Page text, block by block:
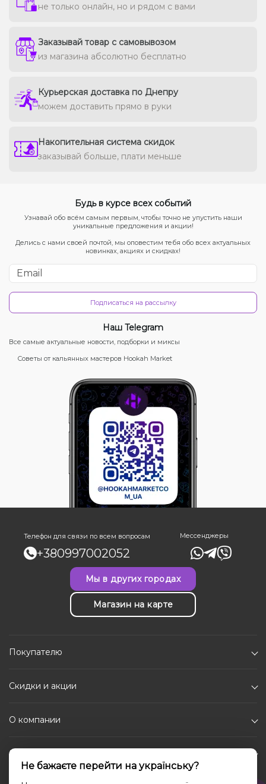
не только онлайн, но и рядом с вами
Заказывай товар с самовывозом
из магазина абсолютно бесплатно
Курьерская доставка по Днепру
можем доставить прямо в руки
Накопительная система скидок
заказывай больше, плати меньше
Будь в курсе всех событий
Узнавай обо всём самым первым, чтобы точно не упустить наши
уникальные предложения и акции!
Делись с нами своей почтой, мы оповестим тебя обо всех актуальных
новинках, акциях и скидках!
Подписаться на рассылку
Наш Telegram
Все самые актуальные новости, подборки и миксы
Советы от кальянных мастеров Hookah Market
Телефон для связи по всем вопросам
+380997002052
Мессенджеры
Мы в других городах
Магазин на карте
Покупателю
Скидки и акции
О компании
Каталог
Не бажаєте перейти на українську?